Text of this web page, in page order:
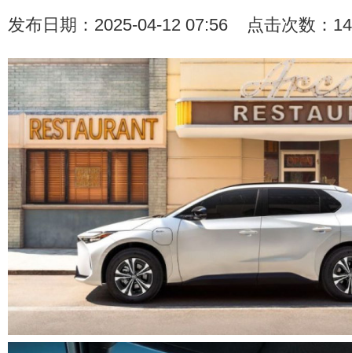
发布日期：2025-04-12 07:56 点击次数：